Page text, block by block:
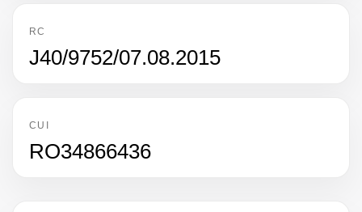
RC
J40/9752/07.08.2015
CUI
RO34866436